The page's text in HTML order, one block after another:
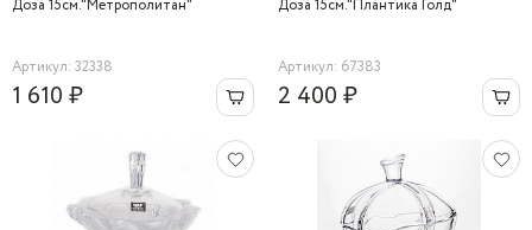
Доза 15см."Метрополитан"
Артикул: 32338
1 610 ₽
Доза 15см."Плантика Голд"
Артикул: 67383
2 400 ₽